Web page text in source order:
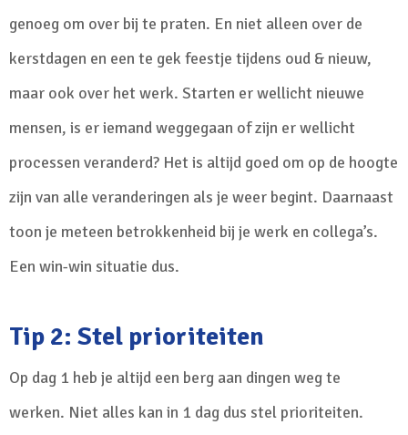
genoeg om over bij te praten. En niet alleen over de
kerstdagen en een te gek feestje tijdens oud & nieuw,
maar ook over het werk. Starten er wellicht nieuwe
mensen, is er iemand weggegaan of zijn er wellicht
processen veranderd? Het is altijd goed om op de hoogte
zijn van alle veranderingen als je weer begint. Daarnaast
toon je meteen betrokkenheid bij je werk en collega’s.
Een win-win situatie dus.
Tip 2: Stel prioriteiten
Op dag 1 heb je altijd een berg aan dingen weg te
werken. Niet alles kan in 1 dag dus stel prioriteiten.